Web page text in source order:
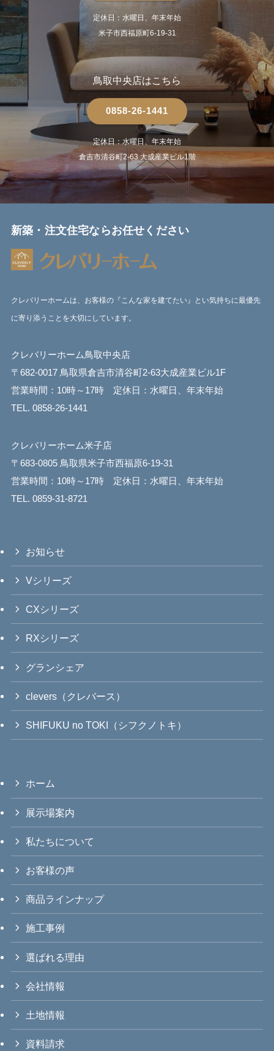
定休日：水曜日、年末年始
米子市西福原町6-19-31
鳥取中央店はこちら
0858-26-1441
定休日：水曜日、年末年始
倉吉市清谷町2-63 大成産業ビル1階
新築・注文住宅ならお任せください
クレバリーホームは、お客様の『こんな家を建てたい』とい気持ちに最優先
に寄り添うことを大切にしています。
クレバリーホーム鳥取中央店
〒682-0017 鳥取県倉吉市清谷町2-63大成産業ビル1F
営業時間：10時～17時 定休日：水曜日、年末年始
TEL. 0858-26-1441
クレバリーホーム米子店
〒683-0805 鳥取県米子市西福原6-19-31
営業時間：10時～17時 定休日：水曜日、年末年始
TEL. 0859-31-8721
お知らせ
Vシリーズ
CXシリーズ
RXシリーズ
グランシェア
clevers（クレバース）
SHIFUKU no TOKI（シフクノトキ）
ホーム
展示場案内
私たちについて
お客様の声
商品ラインナップ
施工事例
選ばれる理由
会社情報
土地情報
資料請求